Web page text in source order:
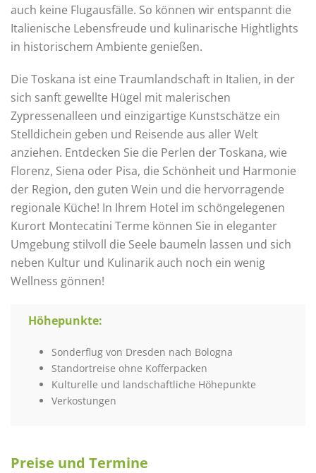
auch keine Flugausfälle. So können wir entspannt die
Italienische Lebensfreude und kulinarische Hightlights
in historischem Ambiente genießen.
Die Toskana ist eine Traumlandschaft in Italien, in der
sich sanft gewellte Hügel mit malerischen
Zypressenalleen und einzigartige Kunstschätze ein
Stelldichein geben und Reisende aus aller Welt
anziehen. Entdecken Sie die Perlen der Toskana, wie
Florenz, Siena oder Pisa, die Schönheit und Harmonie
der Region, den guten Wein und die hervorragende
regionale Küche! In Ihrem Hotel im schöngelegenen
Kurort Montecatini Terme können Sie in eleganter
Umgebung stilvoll die Seele baumeln lassen und sich
neben Kultur und Kulinarik auch noch ein wenig
Wellness gönnen!
Höhepunkte:
Sonderflug von Dresden nach Bologna
Standortreise ohne Kofferpacken
Kulturelle und landschaftliche Höhepunkte
Verkostungen
Preise und Termine